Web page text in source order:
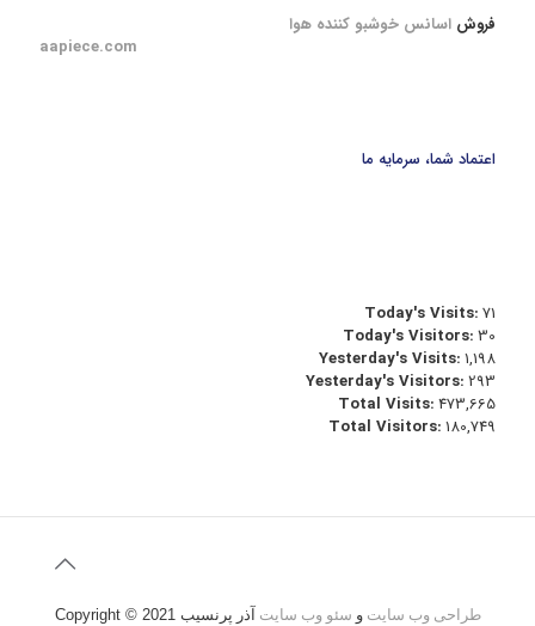
فروش اسانس خوشبو کننده هوا
aapiece.com
اعتماد شما، سرمایه ما
Today's Visits:71
Today's Visitors:30
Yesterday's Visits:1,198
Yesterday's Visitors:293
Total Visits:473,665
Total Visitors:180,749
طراحی وب سایت و سئو وب سایت آذر پرنسیب Copyright © 2021